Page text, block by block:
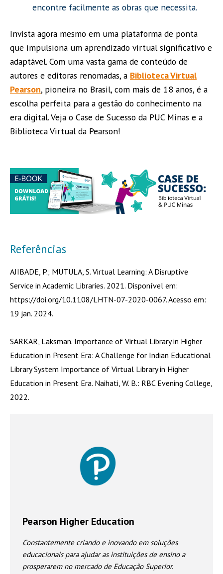
encontre facilmente as obras que necessita.
Invista agora mesmo em uma plataforma de ponta
que impulsiona um aprendizado virtual significativo e
adaptável. Com uma vasta gama de conteúdo de
autores e editoras renomadas, a Biblioteca Virtual
Pearson, pioneira no Brasil, com mais de 18 anos, é a
escolha perfeita para a gestão do conhecimento na
era digital. Veja o Case de Sucesso da PUC Minas e a
Biblioteca Virtual da Pearson!
Referências
AJIBADE, P.; MUTULA, S. Virtual Learning: A Disruptive
Service in Academic Libraries. 2021. Disponível em:
https://doi.org/10.1108/LHTN-07-2020-0067. Acesso em:
19 jan. 2024.
SARKAR, Laksman. Importance of Virtual Library in Higher
Education in Present Era: A Challenge for Indian Educational
Library System Importance of Virtual Library in Higher
Education in Present Era. Naihati, W. B.: RBC Evening College,
2022.
Pearson Higher Education
Constantemente criando e inovando em soluções
educacionais para ajudar as instituições de ensino a
prosperarem no mercado de Educação Superior.